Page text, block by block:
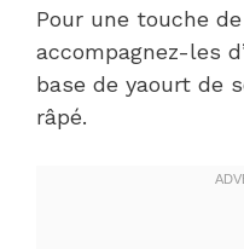
Pour une touche
accompagnez-les
base de yaourt de
râpé.